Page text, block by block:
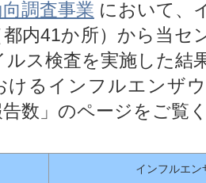
調査事業 において、
内41か所）から当セ
ス検査を実施した結
けるインフルエンザ
数」のページをご覧
インフルエン